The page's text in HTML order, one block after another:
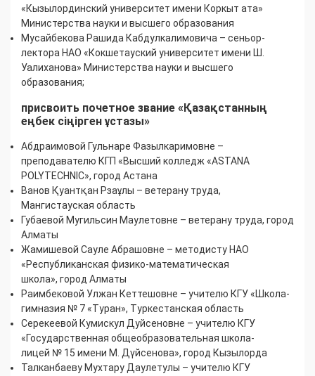
«Кызылординский университет имени Коркыт ата»
Министерства науки и высшего образования
Мусайбекова Рашида Кабдулкалимовича – сеньор-
лектора НАО «Кокшетауский университет имени Ш.
Уалиханова» Министерства науки и высшего
образования;
присвоить почетное звание «Қазақстанның
еңбек сіңірген ұстазы»
Абдраимовой Гульнаре Фазылкаримовне –
преподавателю КГП «Высший колледж «ASTANA
POLYTECHNIC», город Астана
Ванов Қуантқан Рзаұлы – ветерану труда,
Мангистауская область
Губаевой Мугильсин Маулетовне – ветерану труда, город
Алматы
Жамишевой Сауле Абрашовне – методисту НАО
«Республиканская физико-математическая
школа», город Алматы
Раимбековой Улжан Кеттешовне – учителю КГУ «Школа-
гимназия № 7 «Туран», Туркестанская область
Серекеевой Кумискул Дуйсеновне – учителю КГУ
«Государственная общеобразовательная школа-
лицей № 15 имени М. Дүйсенова», город Кызылорда
Талканбаеву Мухтару Даулетулы – учителю КГУ